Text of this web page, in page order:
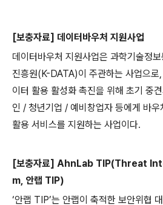
[보충자료] 데이터바우처 지원사업
데이터바우처 지원사업은 과학기술정
진흥원(K-DATA)이 주관하는 사업으로,
이터 활용 활성화 촉진을 위해 초기 중
인 / 청년기업 / 예비창업자 등에게 바
활용 서비스를 지원하는 사업이다.
[보충자료] AhnLab TIP(Threat
m, 안랩 TIP)
‘안랩 TIP’는 안랩이 축적한 보안위협